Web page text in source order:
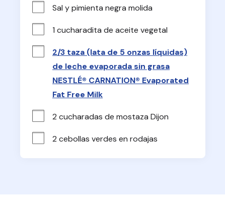
Sal y pimienta negra molida
1 cucharadita de aceite vegetal
2/3 taza (lata de 5 onzas líquidas)
de leche evaporada sin grasa
NESTLÉ® CARNATION® Evaporated
Fat Free Milk
2 cucharadas de mostaza Dijon
2 cebollas verdes en rodajas